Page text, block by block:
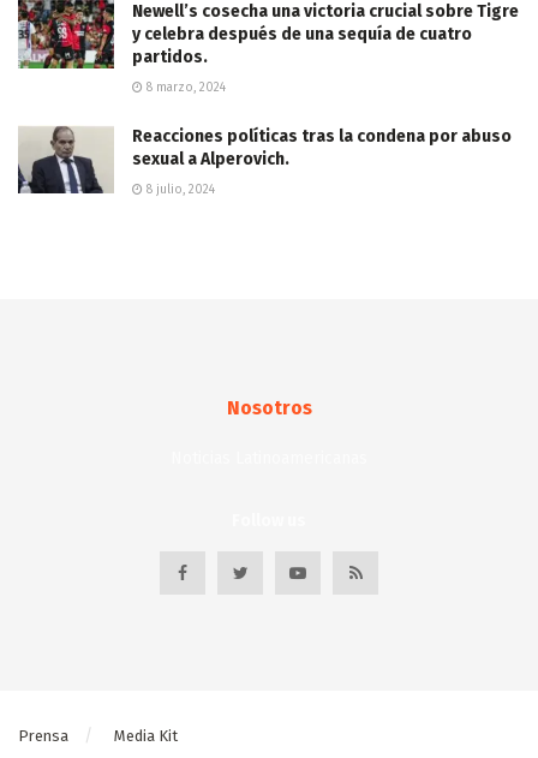
Newell’s cosecha una victoria crucial sobre Tigre
y celebra después de una sequía de cuatro
partidos.
8 marzo, 2024
Reacciones políticas tras la condena por abuso
sexual a Alperovich.
8 julio, 2024
Nosotros
Prensa Media Kit